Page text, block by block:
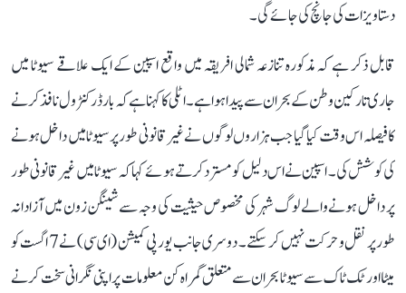
دستاویزات کی جانچ کی جائے گی۔
قابل ذکر ہے کہ مذکورہ تنازعہ شمالی افریقہ میں واقع اسپین کے ایک علاقے سیوٹا میں
جاری تارکین وطن کے بحران سے پیدا ہوا ہے۔ اٹلی کا کہنا ہے کہ بارڈر کنٹرول نافذ کرنے
کا فیصلہ اس وقت کیا گیا جب ہزاروں لوگوں نے غیر قانونی طور پر سیوٹا میں داخل ہونے
کی کوشش کی۔ اسپین نے اس دلیل کو مسترد کرتے ہوئے کہا کہ سیوٹا میں غیر قانونی طور
پر داخل ہونے والے لوگ شہر کی مخصوص حیثیت کی وجہ سے شینگن زون میں آزادانہ
طور پر نقل و حرکت نہیں کر سکتے۔ دوسری جانب یورپی کمیشن (ای سی) نے 7 اگست کو
میٹا اور ٹک ٹاک سے سیوٹا بحران سے متعلق گمراہ کن معلومات پر اپنی نگرانی سخت کرنے